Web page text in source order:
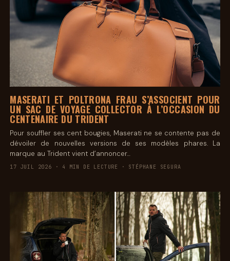
MASERATI ET POLTRONA FRAU S’ASSOCIENT POUR
UN SAC DE VOYAGE COLLECTOR À L’OCCASION DU
CENTENAIRE DU TRIDENT
Pour souffler ses cent bougies, Maserati ne se contente pas de
dévoiler de nouvelles versions de ses modèles phares. La
marque au Trident vient d’annoncer…
17 JUIL 2026 · 4 MIN DE LECTURE · STÉPHANE SEGURA